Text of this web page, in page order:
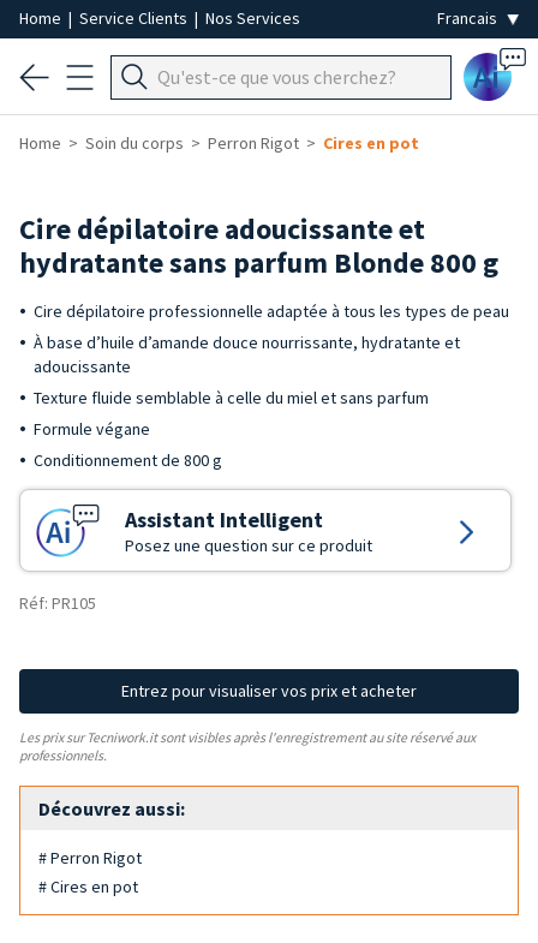
Home | Service Clients | Nos Services
Ai
Home Soin du corps Perron Rigot Cires en pot
Cire dépilatoire adoucissante et
hydratante sans parfum Blonde 800 g
Cire dépilatoire professionnelle adaptée à tous les types de peau
À base d’huile d’amande douce nourrissante, hydratante et
adoucissante
Texture fluide semblable à celle du miel et sans parfum
Formule végane
Conditionnement de 800 g
Assistant Intelligent
Posez une question sur ce produit
Réf: PR105
Entrez pour visualiser vos prix et acheter
Les prix sur Tecniwork.it sont visibles après l'enregistrement au site réservé aux
professionnels.
Découvrez aussi:
# Perron Rigot
# Cires en pot